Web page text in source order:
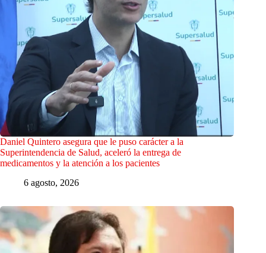
Daniel Quintero asegura que le puso carácter a la
Superintendencia de Salud, aceleró la entrega de
medicamentos y la atención a los pacientes
6 agosto, 2026